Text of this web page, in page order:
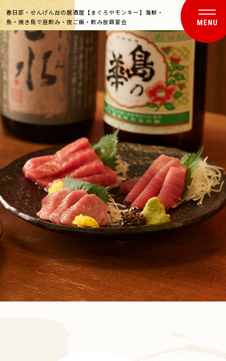
春日部・せんげん台の居酒屋【まぐろやモンキー】海鮮・
魚・焼き鳥で昼飲み・夜ご飯・飲み放題宴会